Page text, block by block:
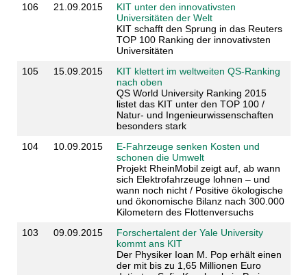
106
21.09.2015
KIT unter den innovativsten
Universitäten der Welt
KIT schafft den Sprung in das Reuters
TOP 100 Ranking der innovativsten
Universitäten
105
15.09.2015
KIT klettert im weltweiten QS-Ranking
nach oben
QS World University Ranking 2015
listet das KIT unter den TOP 100 /
Natur- und Ingenieurwissenschaften
besonders stark
104
10.09.2015
E-Fahrzeuge senken Kosten und
schonen die Umwelt
Projekt RheinMobil zeigt auf, ab wann
sich Elektrofahrzeuge lohnen – und
wann noch nicht / Positive ökologische
und ökonomische Bilanz nach 300.000
Kilometern des Flottenversuchs
103
09.09.2015
Forschertalent der Yale University
kommt ans KIT
Der Physiker Ioan M. Pop erhält einen
der mit bis zu 1,65 Millionen Euro